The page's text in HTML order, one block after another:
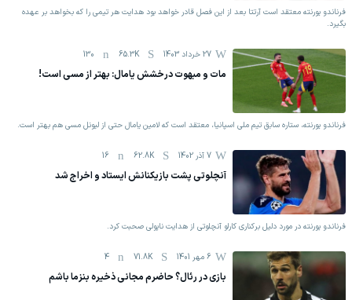
فرناندو یورنته معتقد است آرتتا بعد از این فصل قادر خواهد بود هدایت هر تیمی را که بخواهد بر عهده
بگیرد.
27 خرداد 1403 65.3K
130
مات و مبهوت درخشش یامال: بهتر از مسی است!
فرناندو یورنته، ستاره سابق تیم ملی اسپانیا، معتقد است که لامین یامال حتی از لیونل مسی هم بهتر است.
7 آذر 1402 62.8K
16
آنچلوتی پشت بازیکنانش ایستاد و اخراج شد
فرناندو یورنته در مورد دلیل برکناری کارلو آنچلوتی از هدایت ناپولی صحبت کرد.
6 مهر 1401 71.8K
4
بازی در رئال؟ حاضرم مجانی ذخیره بنزما باشم